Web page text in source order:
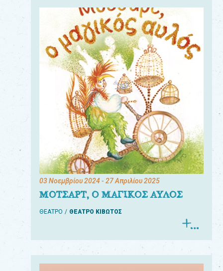
03 Νοεμβρίου 2024- 27 Απριλίου 2025
ΜΟΤΣΑΡΤ, Ο ΜΑΓΙΚΟΣ ΑΥΛΟΣ
ΘΕΑΤΡΟ ΘΕΑΤΡΟ ΚΙΒΩΤΟΣ